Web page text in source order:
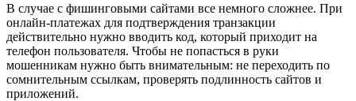
В случае с фишинговыми сайтами все немного сложнее. При
онлайн-платежах для подтверждения транзакции
действительно нужно вводить код, который приходит на
телефон пользователя. Чтобы не попасться в руки
мошенникам нужно быть внимательным: не переходить по
сомнительным ссылкам, проверять подлинность сайтов и
приложений.